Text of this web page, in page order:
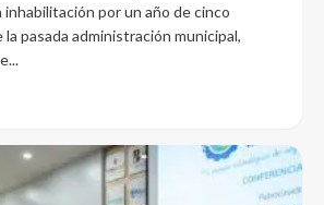
inhabilitación por un año de cinco
pasada administración municipal,